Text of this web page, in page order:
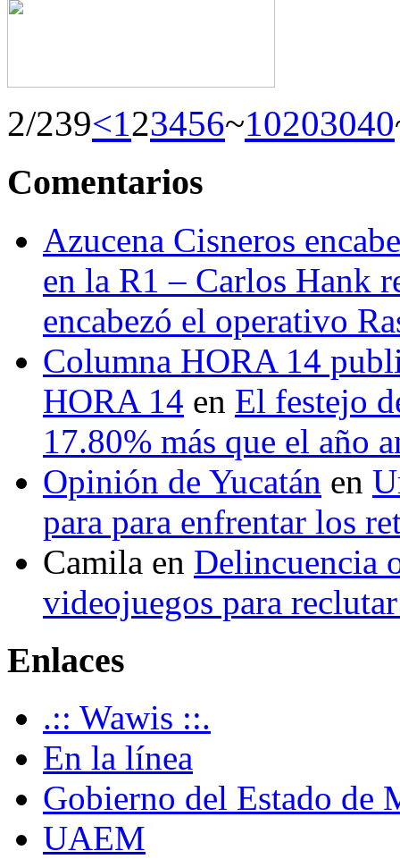
2/239<123456~10203040
Comentarios
Azucena Cisneros
en la R1 – Carlos Hank
encabezó el operativo
Columna HORA 14
HORA 14 en El festejo
17.80% más que el año
Opinión de Yucatán en
para para enfrentar los
Camila en Delincuencia
videojuegos para
Enlaces
.:: Wawis ::.
En la línea
Gobierno del Estado de
UAEM